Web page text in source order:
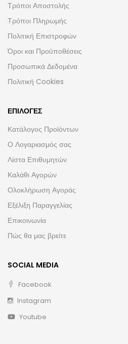
Τρόποι Αποστολής
Τρόποι Πληρωμής
Πολιτική Επιστροφών
Όροι και Προϋποθέσεις
Προσωπικά Δεδομένα
Πολιτική Cookies
ΕΠΙΛΟΓΈΣ
Κατάλογος Προϊόντων
Ο Λογαριασμός σας
Λίστα Επιθυμητών
Καλάθι Αγορών
Ολοκλήρωση Αγοράς
Εξέλιξη Παραγγελίας
Επικοινωνία
Πώς θα μας βρείτε
SOCIAL MEDIA
Facebook
Instagram
Youtube